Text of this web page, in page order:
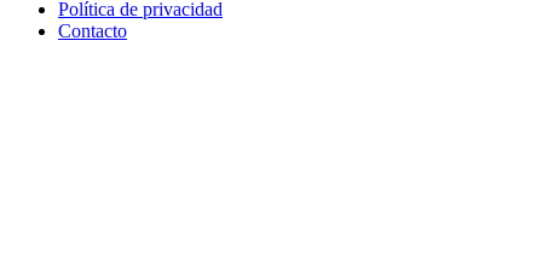
Política de privacidad
Contacto